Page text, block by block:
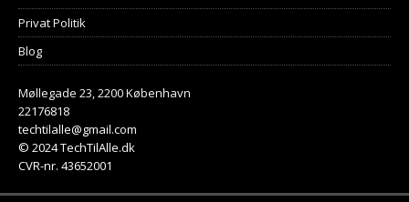
Privat Politik
Blog
Møllegade 23, 2200 København
22176818
techtilalle@gmail.com
© 2024 TechTilAlle.dk
CVR-nr. 43652001